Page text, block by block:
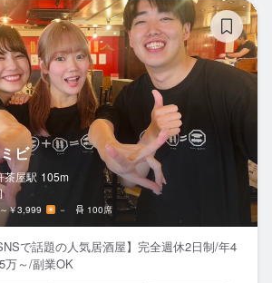
ビ
茶屋駅 105m
～￥3,999 － 100席
で話題の人気居酒屋】完全週休2日制/年4
万～/副業OK